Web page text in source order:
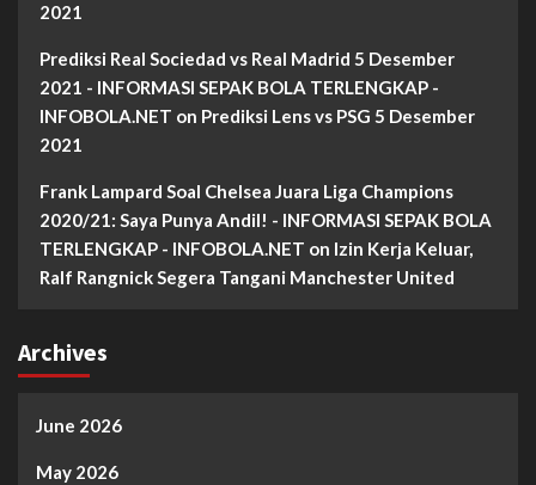
2021
Prediksi Real Sociedad vs Real Madrid 5 Desember
2021 - INFORMASI SEPAK BOLA TERLENGKAP -
INFOBOLA.NET on Prediksi Lens vs PSG 5 Desember
2021
Frank Lampard Soal Chelsea Juara Liga Champions
2020/21: Saya Punya Andil! - INFORMASI SEPAK BOLA
TERLENGKAP - INFOBOLA.NET on Izin Kerja Keluar,
Ralf Rangnick Segera Tangani Manchester United
Archives
June 2026
May 2026